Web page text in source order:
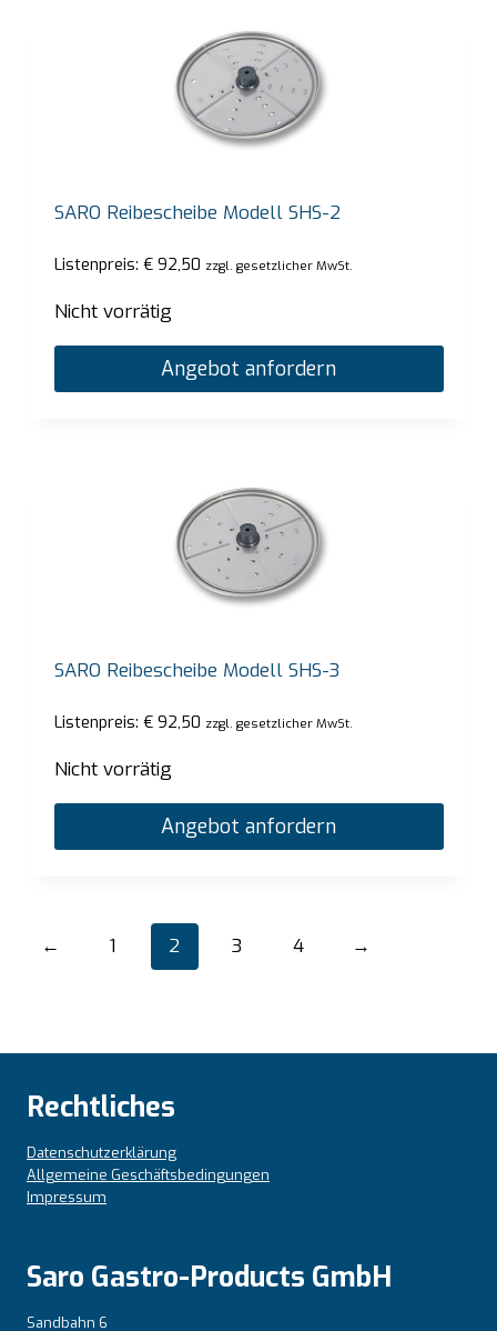
SARO Reibescheibe Modell SHS-2
Listenpreis: €92,50 zzgl. gesetzlicher MwSt.
Nicht vorrätig
Angebot anfordern
SARO Reibescheibe Modell SHS-3
Listenpreis: €92,50 zzgl. gesetzlicher MwSt.
Nicht vorrätig
Angebot anfordern
← 1 2 3 4 →
Rechtliches
Datenschutzerklärung
Allgemeine Geschäftsbedingungen
Impressum
Saro Gastro-Products GmbH
Sandbahn 6